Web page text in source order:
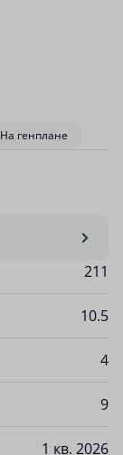
На генплане
211
10.5
4
9
1 кв. 2026